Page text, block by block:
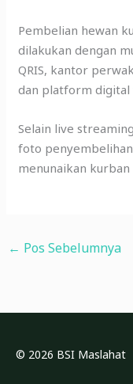
Pembelian hewan
dilakukan dengan
QRIS, kantor
dan platform digital
Selain live
foto
menunaikan kurban
← Pos Sebelumnya
© 2026 BSI Maslahat